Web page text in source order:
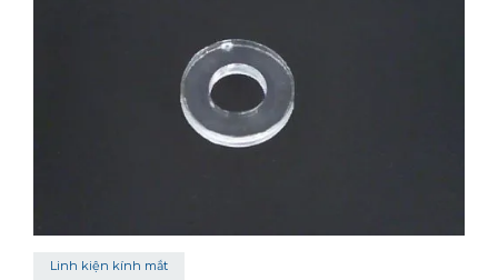
Linh kiện kính mắt